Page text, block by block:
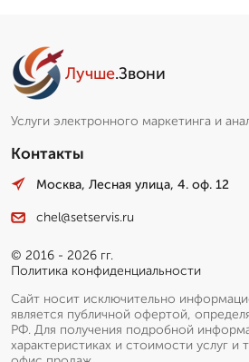
Лучше.Звони
Услуги электронного маркетинга и
Контакты
Москва, Лесная улица, 4. оф. 12
chel@setservis.ru
© 2016 - 2026 гг.
Политика конфиденциальности
Сайт носит исключительно
является публичной офертой,
РФ. Для получения подробной
характеристиках и стоимости услуг и